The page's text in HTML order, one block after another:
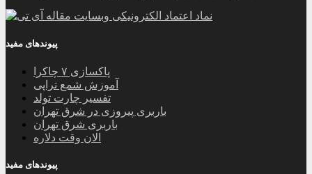
پیوندهای مفید
پاکسازی ۷ چاکرا
آموزش شمع تراپی
تفسیر چارت تولد
باربری پیروزی در شرق تهران
باربری شرق تهران
الان وقت دلاره
پیوندهای مفید